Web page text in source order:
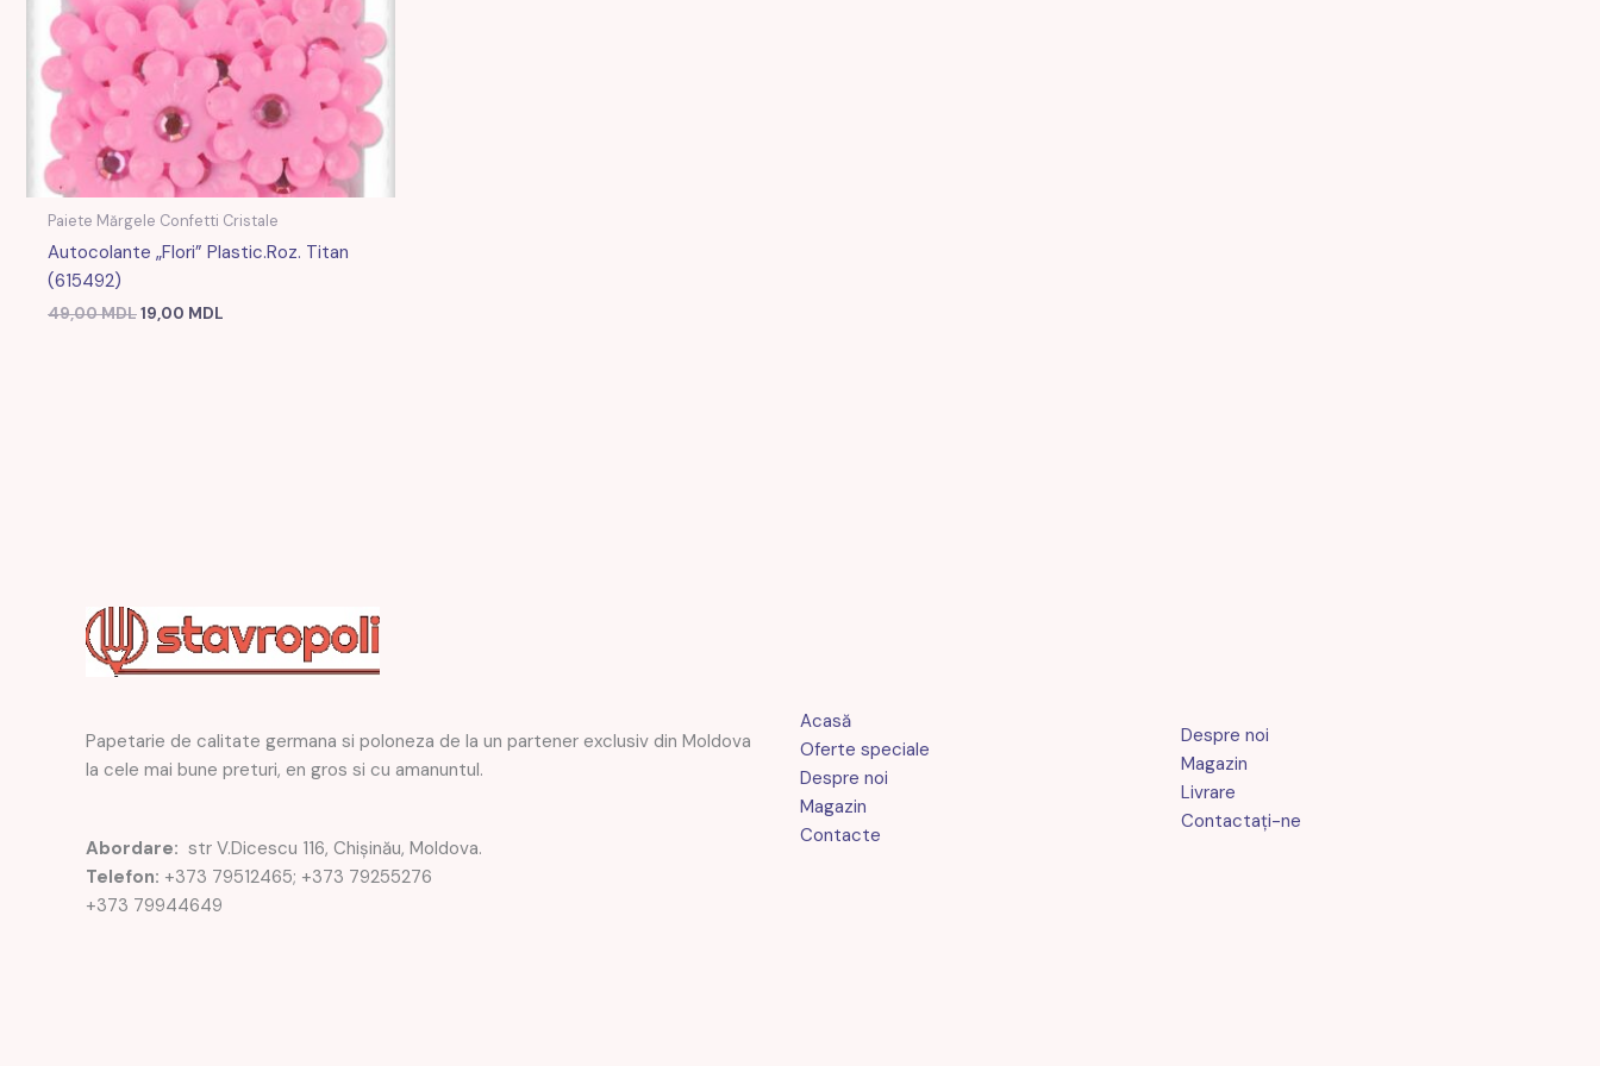
Paiete Mărgele Confetti Cristale
Autocolante „Flori” Plastic.roz. Titan
(615492)
49,00MDL19,00 MDL
Papetarie de calitate germana si poloneza de la un partener exclusiv din Moldova
la cele mai bune preturi, en gros si cu amanuntul.
Abordare: str V.Dicescu 116, Chișinău, Moldova.
Telefon: +373 79512465; +373 79255276
+373 79944649
Acasă
Oferte speciale
Despre noi
Magazin
Contacte
Despre noi
Magazin
Livrare
Contactaţi-ne